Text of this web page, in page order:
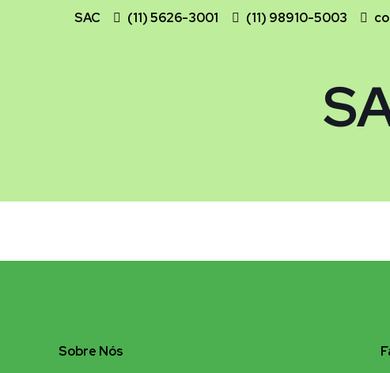
SAC (11) 5626-3001 (11) 98910-5003
Sobre Nós